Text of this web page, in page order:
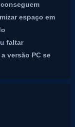
espaço em
faltar
versão PC se